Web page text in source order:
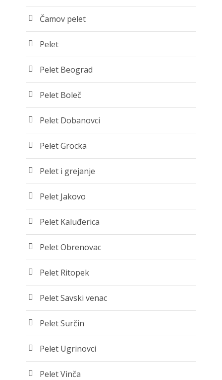
Čamov pelet
Pelet
Pelet Beograd
Pelet Boleč
Pelet Dobanovci
Pelet Grocka
Pelet i grejanje
Pelet Jakovo
Pelet Kaluđerica
Pelet Obrenovac
Pelet Ritopek
Pelet Savski venac
Pelet Surčin
Pelet Ugrinovci
Pelet Vinča